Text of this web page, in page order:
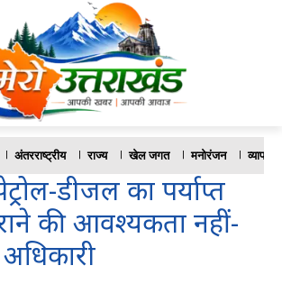
अंतरराष्ट्रीय राज्य खेल जगत मनोरंजन व्यापार
डीजल का पर्याप्त
की आवश्यकता नहीं-